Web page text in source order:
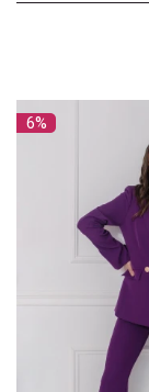
6%